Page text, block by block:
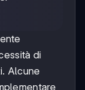
di
Alcune